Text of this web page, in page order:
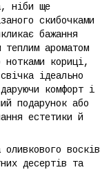
ніби ще
скибочками
бажання
ароматом
нотками кориці,
ідеально
комфорт і
подарунок або
естетики й
восків
десертів та